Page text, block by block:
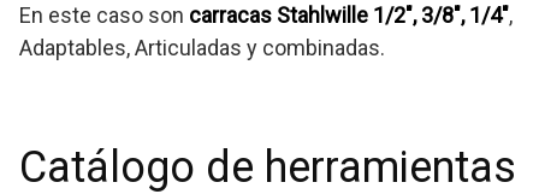
En este caso son carracas Stahlwille 1/2″, 3/8″, 1/4″,
Adaptables, Articuladas y combinadas.
Catálogo de herramientas